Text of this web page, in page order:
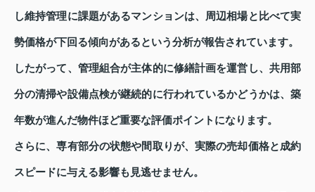
し維持管理に課題があるマンションは、周辺相場と比べて実
勢価格が下回る傾向があるという分析が報告されています。
したがって、管理組合が主体的に修繕計画を運営し、共用部
分の清掃や設備点検が継続的に行われているかどうかは、築
年数が進んだ物件ほど重要な評価ポイントになります。
さらに、専有部分の状態や間取りが、実際の売却価格と成約
スピードに与える影響も見逃せません。